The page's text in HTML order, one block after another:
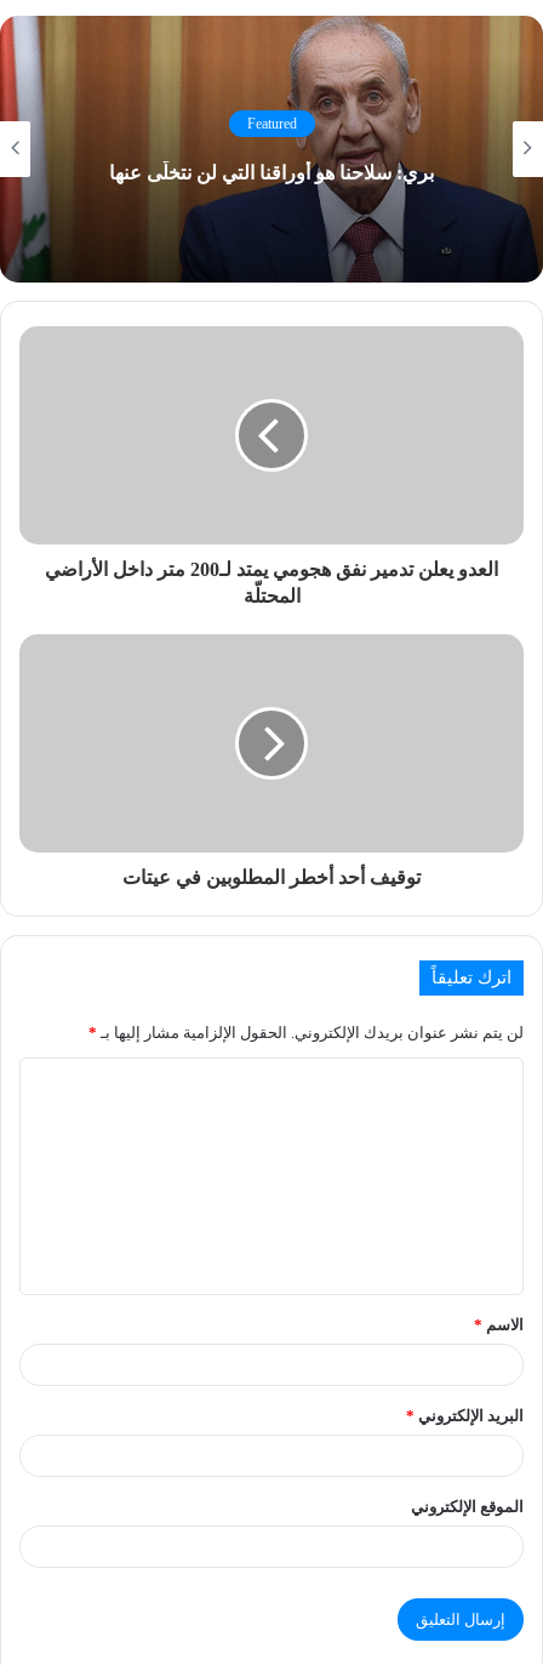
Featured
بري: سلاحنا هو أوراقنا التي لن نتخلّى عنها
العدو يعلن تدمير نفق هجومي يمتد لـ200 متر داخل الأراضي
المحتلّة
توقيف أحد أخطر المطلوبين في عيتات
اترك تعليقاً
لن يتم نشر عنوان بريدك الإلكتروني. الحقول الإلزامية مشار إليها بـ *
الاسم *
البريد الإلكتروني *
الموقع الإلكتروني